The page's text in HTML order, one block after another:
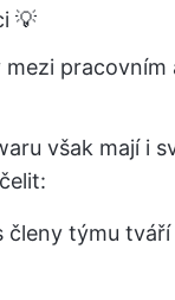
💡
však mají i
týmu